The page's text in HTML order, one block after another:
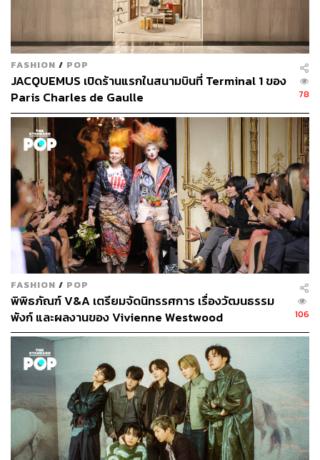
และให้มีการกรอกเหตุผลความจำเป็นดังกล่าวในแบบฟอร์ม
ด้วย กระทั่งเริ่มมีเสียงกดดันว่าเที่ยวบิน 2 เที่ยวต่อเดือนอาจมี
ไม่พอต่อความต้องการเดินทางกลับประเทศ และส่งผลกระทบ
ต่อผู้ที่จำเป็นต้องเดินทางกลับอย่างเร่งด่วน
ต่อมาในเที่ยวบินรอบเดือนสิงหาคม สถานทูตไทย ณ กรุง
ลอนดอนตัดสินใจเปลี่ยนระบบการลงทะเบียนใหม่ ที่เปิด
โอกาสให้ผู้ที่ต้องการเดินทางกลับเลือกเที่ยวบินในเดือนนั้นๆ
เองได้ และยกเลิกคิวในระบบการลงทะเบียนแบบเก่าทั้งหมด
โดยระบุเหตุผลว่า เนื่องจากปัญหามีผู้สละสิทธิ์ที่จะเดินทาง
และผู้ที่ลงทะเบียนซ้ำซ้อนจำนวนมาก และมีเที่ยวบินเพิ่มเป็น
3 เที่ยวบินต่อเดือน
พิสูจน์อักษร: พรนภัส ชำนาญค้า
TAGS: Fit-to-Fly การเดินทาง London สถานทูตไทย
81
ABOUT THE AUTHOR
FASHION / POP
JACQUEMUS เปิดร้านแรกในสนามบินที่ Terminal 1 ของ
Paris Charles de Gaulle
78
FASHION / POP
พิพิธภัณฑ์ V&A เตรียมจัดนิทรรศการ เรื่องวัฒนธรรม
พังก์ และผลงานของ Vivienne Westwood
106